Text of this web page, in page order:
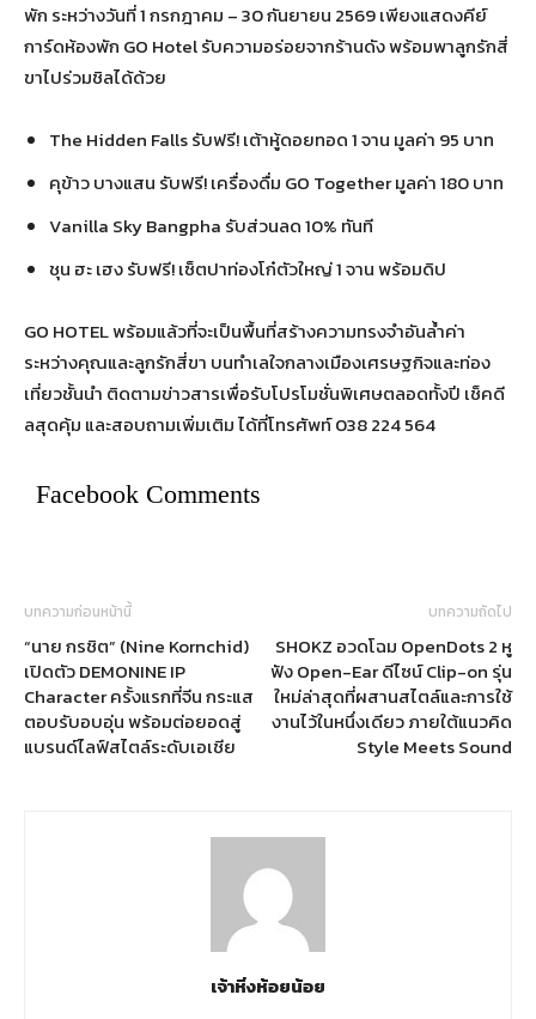
พัก ระหว่างวันที่ 1 กรกฎาคม – 30 กันยายน 2569 เพียงแสดงคีย์
การ์ดห้องพัก GO Hotel รับความอร่อยจากร้านดัง พร้อมพาลูกรักสี่
ขาไปร่วมชิลได้ด้วย
The Hidden Falls รับฟรี! เต้าหู้ดอยทอด 1 จาน มูลค่า 95 บาท
คุข้าว บางแสน รับฟรี! เครื่องดื่ม GO Together มูลค่า 180 บาท
Vanilla Sky Bangpha รับส่วนลด 10% ทันที
ชุน ฮะ เฮง รับฟรี! เซ็ตปาท่องโก๋ตัวใหญ่ 1 จาน พร้อมดิป
GO HOTEL พร้อมแล้วที่จะเป็นพื้นที่สร้างความทรงจำอันล้ำค่า
ระหว่างคุณและลูกรักสี่ขา บนทำเลใจกลางเมืองเศรษฐกิจและท่อง
เที่ยวชั้นนำ ติดตามข่าวสารเพื่อรับโปรโมชั่นพิเศษตลอดทั้งปี เช็คดี
ลสุดคุ้ม และสอบถามเพิ่มเติม ได้ที่โทรศัพท์ 038 224 564
Facebook Comments
บทความก่อนหน้านี้
“นาย กรชิต” (Nine Kornchid)
เปิดตัว DEMONINE IP
Character ครั้งแรกที่จีน กระแส
ตอบรับอบอุ่น พร้อมต่อยอดสู่
แบรนด์ไลฟ์สไตล์ระดับเอเชีย
บทความถัดไป
SHOKZ อวดโฉม OpenDots 2 หู
ฟัง Open-Ear ดีไซน์ Clip-on รุ่น
ใหม่ล่าสุดที่ผสานสไตล์และการใช้
งานไว้ในหนึ่งเดียว ภายใต้แนวคิด
Style Meets Sound
เจ้าหิ่งห้อยน้อย